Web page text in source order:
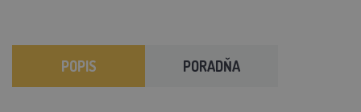
POPIS PORADŇA